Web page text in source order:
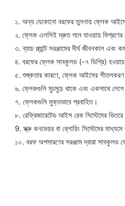
১. অন্য যেকোনো বরফের তুলনায় ফ্লেক
২. ফ্লেক এলসিই দ্রুত গলে যাওয়ায়
৩. ব্যাচ প্ল্যান্ট সরঞ্জামের দীর্ঘ জীবনকাল
৪. বরফের ফ্লেক সাবকুলড (-৭ ডিগ্রি)
৫. শুষ্কতার কারণে, ফ্লেক আইসের শীতলকরণ
৬. ফ্লেকগুলি মুচমুচে থাকে এবং একসাথে
৭. ফ্লেকগুলি মুক্তভাবে প্রবাহিত।
৮. রেফ্রিজারেটেড আইস রেক সিস্টেমের
9. স্ক্রু কনভেয়র বা ব্লোয়িং সিস্টেমের
১০. বরফ অপসারণের সরঞ্জাম দ্বারা সাবকুলড